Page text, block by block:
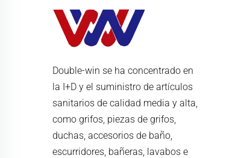
Double-win se ha concentrado en
la I+D y el suministro de artículos
sanitarios de calidad media y alta,
como grifos, piezas de grifos,
duchas, accesorios de baño,
escurridores, bañeras, lavabos e